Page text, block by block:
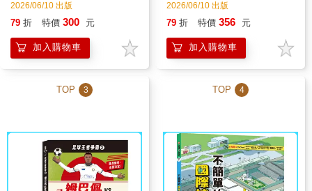
2026/06/10 出版
79 折 特價 300 元
加入購物車
2026/06/10 出版
79 折 特價 356 元
加入購物車
TOP 3 TOP 4